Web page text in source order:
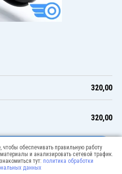
320,00
320,00
корзинуобеспечивать правильную работу
и анализировать сетевой трафик.
тут: политика обработки
данных